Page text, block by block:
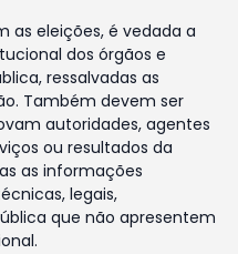
as eleições, é vedada a
dos órgãos e
ressalvadas as
Também devem ser
autoridades, agentes
ou resultados da
as informações
legais,
que não apresentem